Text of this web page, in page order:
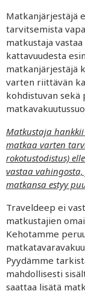
Matkanjärjestäjä
tarvitsemista
matkustaja
kattavuudesta
matkanjärjestäjä
varten riittävän
kohdistuvan sekä
Matkustaja
matkaa varten
rokotustodistus)
vastaa
matkansa estyy
Traveldeep ei
matkustajien
Kehotamme
Pyydämme
mahdollisesti
saattaa lisätä